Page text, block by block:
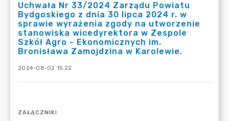
Uchwała Nr 33/2024 Zarządu Powiatu
Bydgoskiego z dnia 30 lipca 2024 r. w
sprawie wyrażenia zgody na utworzenie
stanowiska wicedyrektora w Zespole
Szkół Agro - Ekonomicznych im.
Bronisława Zamojdzina w Karolewie.
2024-08-02 15:22
ZAŁĄCZNIKI